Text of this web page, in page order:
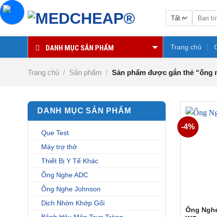
Chuyển
đến
Tìm
kiếm:
DANH MỤC SẢN PHẨM Trang chủ
Trang chủ / Sản phẩm / Sản phẩm được gắn thẻ “ống
DANH MỤC SẢN PHẨM
Que Test
Máy trợ thở
Thiết Bị Y Tế Khác
Ống Nghe ADC
Ống Nghe Johnson
Dịch Nhờn Khớp Gối
-4%
Ống